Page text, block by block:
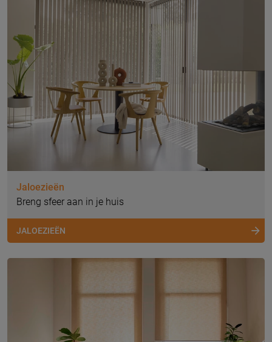
Jaloezieën
Breng sfeer aan in je huis
JALOEZIEËN